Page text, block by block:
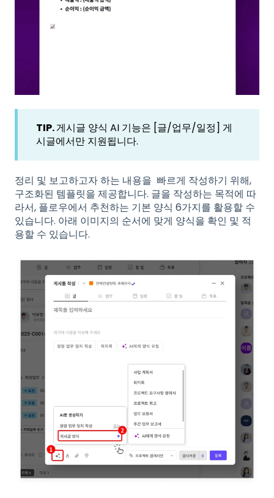
TIP.게시글 양식 AI 기능은 [글/업무/일정] 게
시글에서만 지원됩니다.
정리 및 보고하고자 하는 내용을 빠르게 작성하기 위해,
구조화된 템플릿을 제공합니다. 글을 작성하는 목적에 따
라서, 플로우에서 추천하는 기본 양식 6가지를 활용할 수
있습니다. 아래 이미지의 순서에 맞게 양식을 확인 및 적
용할 수 있습니다.